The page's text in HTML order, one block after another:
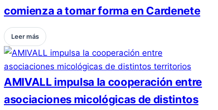
comienza a tomar forma en Cardenete
Leer más
AMIVALL impulsa la cooperación entre
asociaciones micológicas de distintos